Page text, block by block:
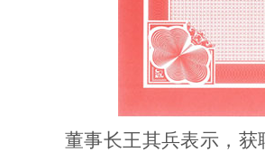
董事长王其兵表示，